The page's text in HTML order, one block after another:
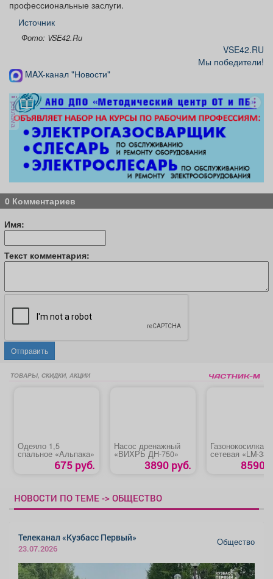
профессиональные заслуги.
Источник
Фото: VSE42.Ru
VSE42.RU
Мы победители!
MAX-канал "Новости"
реклама
0 Комментариев
Имя:
Текст комментария:
Отправить
ТОВАРЫ, СКИДКИ, АКЦИИ
Одеяло 1,5
спальное «Альпака»
675 руб.
Насос дренажный
«ВИХРЬ ДН-750»
3890 руб.
Газонокосилка
сетевая «LM-33-
8590
НОВОСТИ ПО ТЕМЕ -> ОБЩЕСТВО
Телеканал «Кузбасс Первый»
23.07.2026
Общество